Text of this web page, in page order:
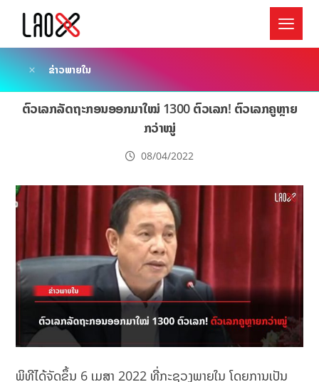
ຂ່າວພາຍໃນ
ຕົວເລກລັດຖະກອນອອກມາໃໝ່ 1300 ຕົວເລກ! ຕົວເລກຄູຫຼາຍ
ກວ່າໝູ່
08/04/2022
ພິທີໄດ້ຈັດຂຶ້ນ 6​ ເມສາ 2022 ທີ່ກະຊວງພາຍໃນ ໂດຍການເປັນ